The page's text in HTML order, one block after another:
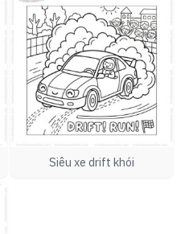
Siêu xe drift khói